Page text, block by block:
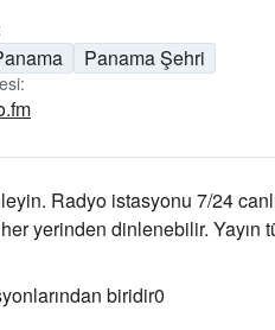
Panama Şehri
Radyo istasyonu 7/24
yerinden dinlenebilir. Yayın
biridir0